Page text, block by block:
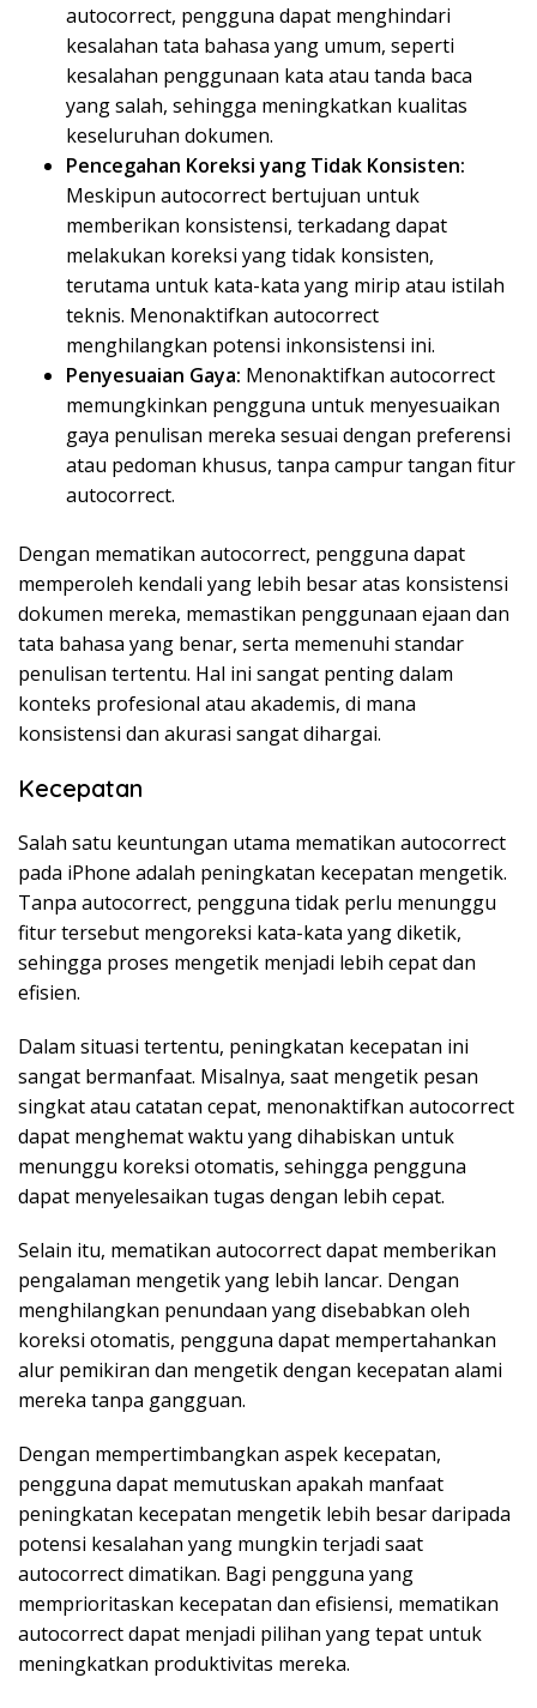
autocorrect, pengguna dapat menghindari
kesalahan tata bahasa yang umum, seperti
kesalahan penggunaan kata atau tanda baca
yang salah, sehingga meningkatkan kualitas
keseluruhan dokumen.
Pencegahan Koreksi yang Tidak Konsisten:
Meskipun autocorrect bertujuan untuk
memberikan konsistensi, terkadang dapat
melakukan koreksi yang tidak konsisten,
terutama untuk kata-kata yang mirip atau istilah
teknis. Menonaktifkan autocorrect
menghilangkan potensi inkonsistensi ini.
Penyesuaian Gaya: Menonaktifkan autocorrect
memungkinkan pengguna untuk menyesuaikan
gaya penulisan mereka sesuai dengan preferensi
atau pedoman khusus, tanpa campur tangan fitur
autocorrect.
Dengan mematikan autocorrect, pengguna dapat
memperoleh kendali yang lebih besar atas konsistensi
dokumen mereka, memastikan penggunaan ejaan dan
tata bahasa yang benar, serta memenuhi standar
penulisan tertentu. Hal ini sangat penting dalam
konteks profesional atau akademis, di mana
konsistensi dan akurasi sangat dihargai.
Kecepatan
Salah satu keuntungan utama mematikan autocorrect
pada iPhone adalah peningkatan kecepatan mengetik.
Tanpa autocorrect, pengguna tidak perlu menunggu
fitur tersebut mengoreksi kata-kata yang diketik,
sehingga proses mengetik menjadi lebih cepat dan
efisien.
Dalam situasi tertentu, peningkatan kecepatan ini
sangat bermanfaat. Misalnya, saat mengetik pesan
singkat atau catatan cepat, menonaktifkan autocorrect
dapat menghemat waktu yang dihabiskan untuk
menunggu koreksi otomatis, sehingga pengguna
dapat menyelesaikan tugas dengan lebih cepat.
Selain itu, mematikan autocorrect dapat memberikan
pengalaman mengetik yang lebih lancar. Dengan
menghilangkan penundaan yang disebabkan oleh
koreksi otomatis, pengguna dapat mempertahankan
alur pemikiran dan mengetik dengan kecepatan alami
mereka tanpa gangguan.
Dengan mempertimbangkan aspek kecepatan,
pengguna dapat memutuskan apakah manfaat
peningkatan kecepatan mengetik lebih besar daripada
potensi kesalahan yang mungkin terjadi saat
autocorrect dimatikan. Bagi pengguna yang
memprioritaskan kecepatan dan efisiensi, mematikan
autocorrect dapat menjadi pilihan yang tepat untuk
meningkatkan produktivitas mereka.